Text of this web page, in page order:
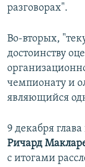
разговорах".
Во-вторых,
достоинству
чемпионату и
являющийся
9 декабря
Ричард
с итогами